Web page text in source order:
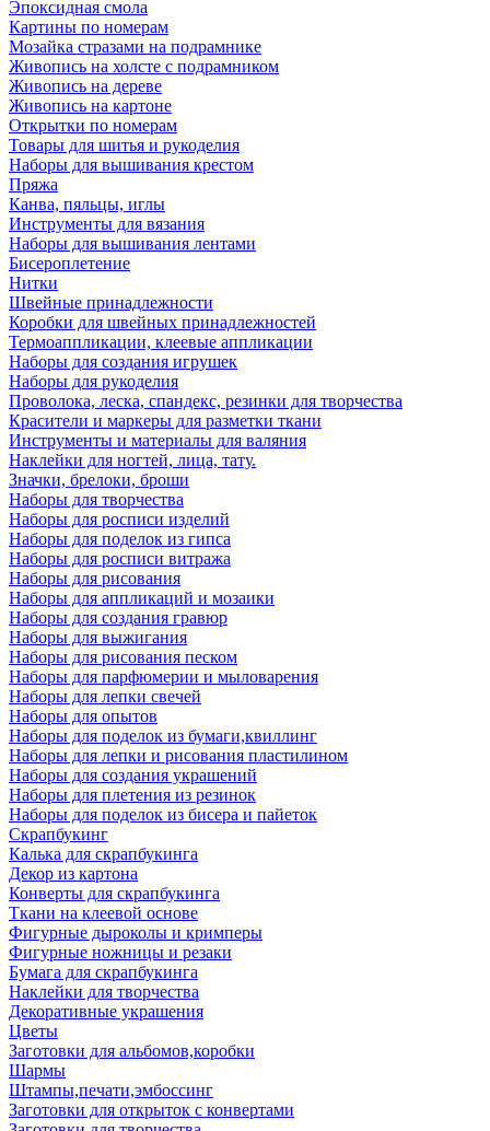
Эпоксидная смола
Картины по номерам
Мозайка стразами на подрамнике
Живопись на холсте с подрамником
Живопись на дереве
Живопись на картоне
Открытки по номерам
Товары для шитья и рукоделия
Наборы для вышивания крестом
Пряжа
Канва, пяльцы, иглы
Инструменты для вязания
Наборы для вышивания лентами
Бисероплетение
Нитки
Швейные принадлежности
Коробки для швейных принадлежностей
Термоаппликации, клеевые аппликации
Наборы для создания игрушек
Наборы для рукоделия
Проволока, леска, спандекс, резинки для творчества
Красители и маркеры для разметки ткани
Инструменты и материалы для валяния
Наклейки для ногтей, лица, тату.
Значки, брелоки, броши
Наборы для творчества
Наборы для росписи изделий
Наборы для поделок из гипса
Наборы для росписи витража
Наборы для рисования
Наборы для аппликаций и мозаики
Наборы для создания гравюр
Наборы для выжигания
Наборы для рисования песком
Наборы для парфюмерии и мыловарения
Наборы для лепки свечей
Наборы для опытов
Наборы для поделок из бумаги,квиллинг
Наборы для лепки и рисования пластилином
Наборы для создания украшений
Наборы для плетения из резинок
Наборы для поделок из бисера и пайеток
Скрапбукинг
Калька для скрапбукинга
Декор из картона
Конверты для скрапбукинга
Ткани на клеевой основе
Фигурные дыроколы и кримперы
Фигурные ножницы и резаки
Бумага для скрапбукинга
Наклейки для творчества
Декоративные украшения
Цветы
Заготовки для альбомов,коробки
Шармы
Штампы,печати,эмбоссинг
Заготовки для открыток с конвертами